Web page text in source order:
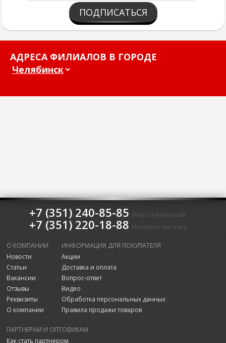
ПОДПИСАТЬСЯ
АДРЕСА ФИЛИАЛОВ В ГОРОДЕ
+7 (351) 240-85-85 Многоканальный
+7 (351) 220-18-88 Интернет-магазин
О КОМПАНИИ
Новости
Статьи
Вакансии
Отзывы
Реквизиты
О компании
ИНФОРМАЦИЯ ДЛЯ ПОКУПАТЕЛЯ
Акции
Доставка и оплата
Вопрос-ответ
Видео
Обработка персональных данных
Правила продажи товаров
ПАРТНЕРАМ И ОПТОВИКАМ
Как стать партнером